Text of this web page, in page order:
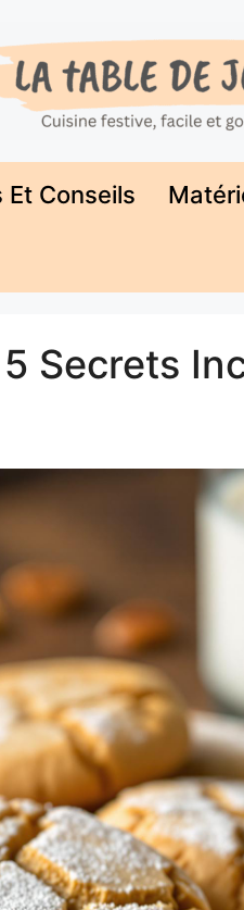
Et Conseils
Secrets